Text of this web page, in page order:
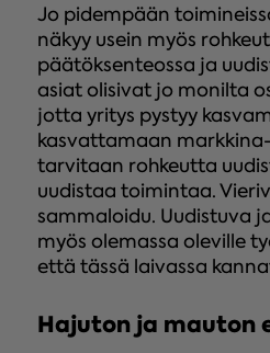
Jo pidempään
näkyy usein myös
päätöksenteossa ja
asiat olisivat jo monilta
jotta yritys pystyy
kasvattamaan
tarvitaan rohkeutta
uudistaa toimintaa.
sammaloidu. Uudistuva
myös olemassa oleville
että tässä laivassa
Hajuton ja mauton